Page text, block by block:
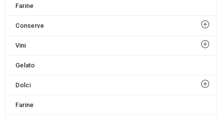
Farine
Conserve
Vini
Gelato
Dolci
Farine